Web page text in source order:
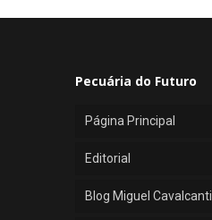
Pecuária do Futuro
Página Principal
Editorial
Blog Miguel Cavalcanti